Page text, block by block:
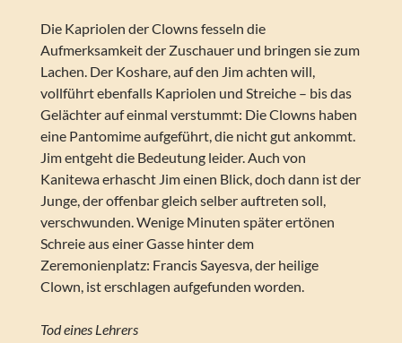
Die Kapriolen der Clowns fesseln die
Aufmerksamkeit der Zuschauer und bringen sie zum
Lachen. Der Koshare, auf den Jim achten will,
vollführt ebenfalls Kapriolen und Streiche – bis das
Gelächter auf einmal verstummt: Die Clowns haben
eine Pantomime aufgeführt, die nicht gut ankommt.
Jim entgeht die Bedeutung leider. Auch von
Kanitewa erhascht Jim einen Blick, doch dann ist der
Junge, der offenbar gleich selber auftreten soll,
verschwunden. Wenige Minuten später ertönen
Schreie aus einer Gasse hinter dem
Zeremonienplatz: Francis Sayesva, der heilige
Clown, ist erschlagen aufgefunden worden.
Tod eines Lehrers